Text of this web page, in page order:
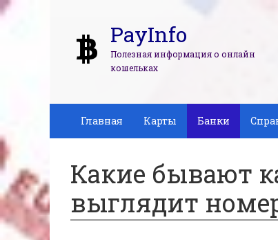
PayInfo
Полезная информация о онлайн
кошельках
Главная Карты Банки
Какие бывают
выглядит